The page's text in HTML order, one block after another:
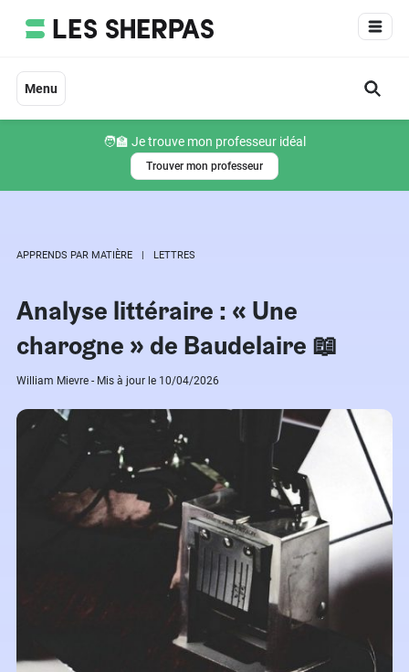
Menu
🧑‍🏫 Je trouve mon professeur idéal
Trouver mon professeur
APPRENDS PAR MATIÈRE LETTRES
Analyse littéraire : « Une
charogne » de Baudelaire 📖
William Mievre - Mis à jour le 10/04/2026